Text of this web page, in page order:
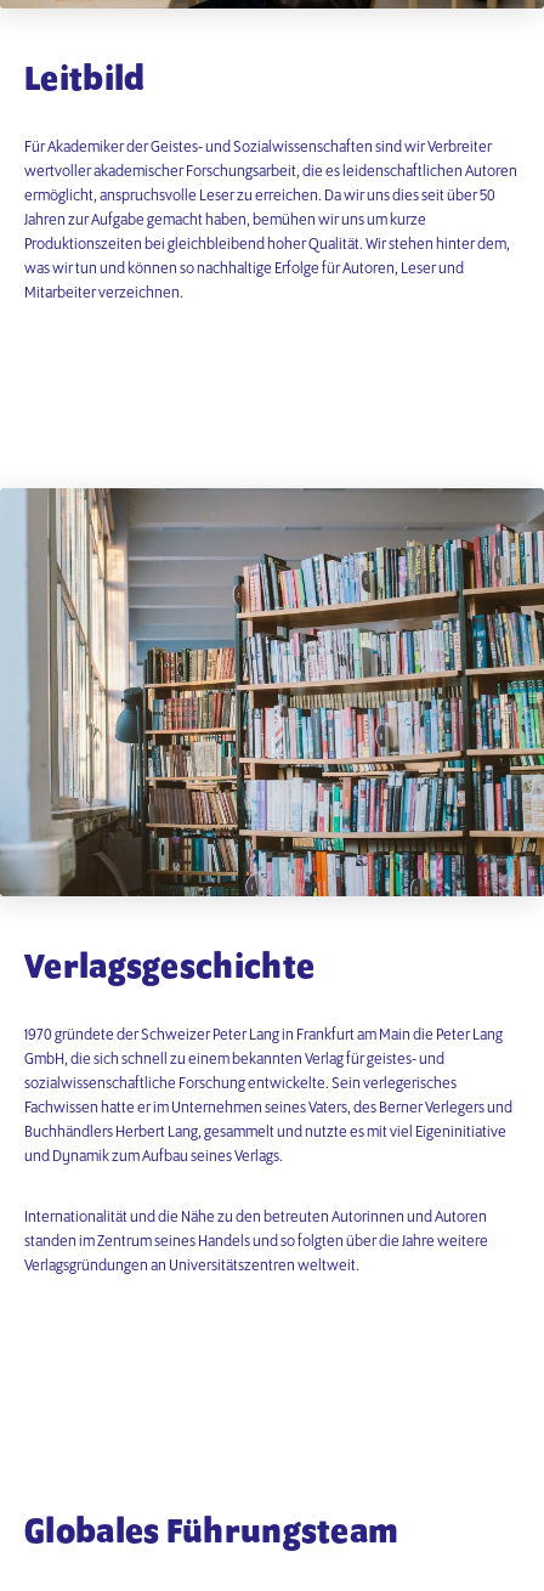
Leitbild
Für Akademiker der Geistes- und Sozialwissenschaften sind wir Verbreiter
wertvoller akademischer Forschungsarbeit, die es leidenschaftlichen Autoren
ermöglicht, anspruchsvolle Leser zu erreichen. Da wir uns dies seit über 50
Jahren zur Aufgabe gemacht haben, bemühen wir uns um kurze
Produktionszeiten bei gleichbleibend hoher Qualität. Wir stehen hinter dem,
was wir tun und können so nachhaltige Erfolge für Autoren, Leser und
Mitarbeiter verzeichnen.
Verlagsgeschichte
1970 gründete der Schweizer Peter Lang in Frankfurt am Main die Peter Lang
GmbH, die sich schnell zu einem bekannten Verlag für geistes- und
sozialwissenschaftliche Forschung entwickelte. Sein verlegerisches
Fachwissen hatte er im Unternehmen seines Vaters, des Berner Verlegers und
Buchhändlers Herbert Lang, gesammelt und nutzte es mit viel Eigeninitiative
und Dynamik zum Aufbau seines Verlags.
Internationalität und die Nähe zu den betreuten Autorinnen und Autoren
standen im Zentrum seines Handels und so folgten über die Jahre weitere
Verlagsgründungen an Universitätszentren weltweit.
Globales Führungsteam